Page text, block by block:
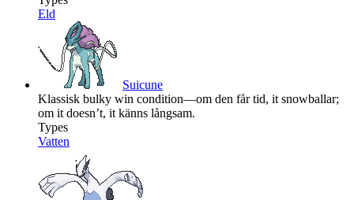
Eld
Suicune
Klassisk bulky win condition—om den får tid, it snowballar;
om it doesn’t, it känns långsam.
Types
Vatten